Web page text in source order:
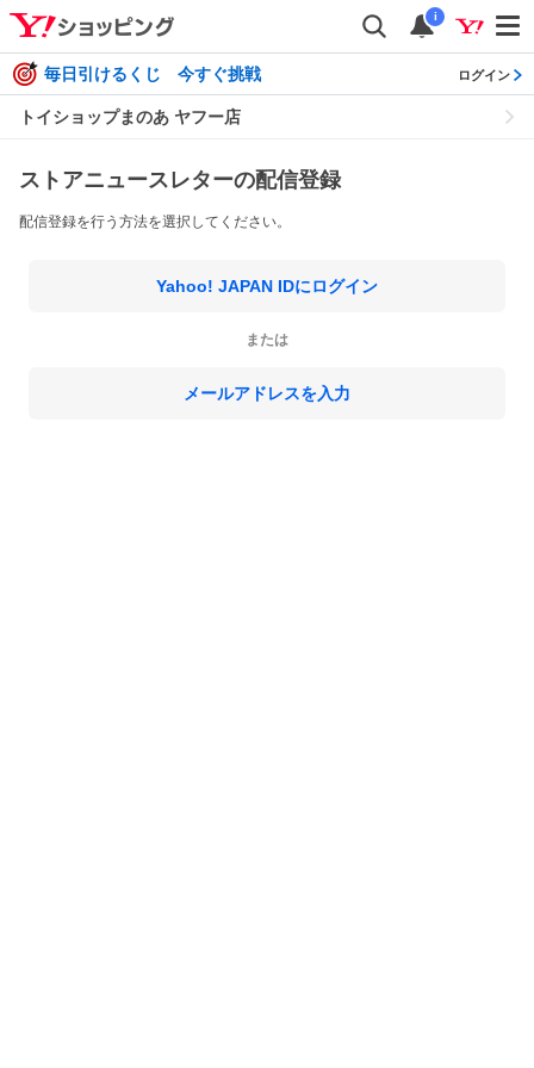
i
毎日引けるくじ 今すぐ挑戦 ログイン
トイショップまのあ ヤフー店
ストアニュースレターの配信登録
配信登録を行う方法を選択してください。
Yahoo! JAPAN IDにログイン
または
メールアドレスを入力